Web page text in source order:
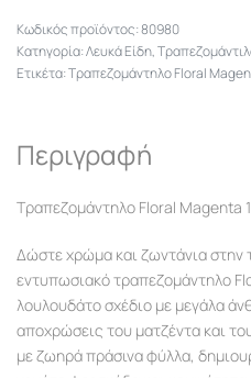
80980
Κατηγορία:Λευκά Είδη,
Ετικέτα:Τραπεζομάντηλο Floral
Περιγραφή
Τραπεζομάντηλο Floral Magenta
Δώστε χρώμα και ζωντάνια στην
εντυπωσιακό τραπεζομάντηλο
λουλουδάτο σχέδιο με μεγάλα
αποχρώσεις του ματζέντα και
με ζωηρά πράσινα φύλλα,